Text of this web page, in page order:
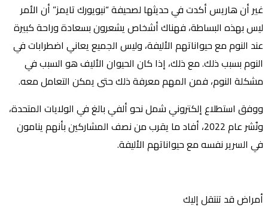
غير أن هاريس أكدت في حديثها لصحيفة “نيويورك تايمز” أن الأمر
ليس بهذه البساطة، فهناك أشخاص يشعرون بسعادة وراحة كبيرة
عند النوم مع حيواناتهم الأليفة، وليس الجميع يعاني اضطرابات في
النوم بسبب ذلك. مع ذلك، إذا كان الحيوان الأليف هو السبب في
مشكلة النوم، فمن المهم معرفة ذلك حتى يمكن التعامل معه.
ووفق استطلاع إلكتروني شمل نحو ألفي بالغ في الولايات المتحدة،
ونُشر عام 2022، أفاد ما يقرب من نصف المشاركين بأنهم ينامون
في السرير نفسه مع حيواناتهم الأليفة.
أمراض قد تنتقل إليك